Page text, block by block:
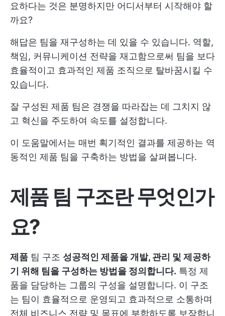
요하다는 것은 분명하지만 어디서부터 시작해야 할
까요?
해답은 팀을 재구성하는 데 있을 수 있습니다. 역할,
책임, 커뮤니케이션 전략을 재고함으로써 팀을 보다
효율적이고 효과적인 제품 조직으로 탈바꿈시킬 수
있습니다.
잘 구성된 제품 팀은 경쟁을 따라잡는 데 그치지 않
고 혁신을 주도하여 속도를 설정합니다.
이 도움말에서는 매번 획기적인 결과를 제공하는 역
동적인 제품 팀을 구축하는 방법을 살펴봅니다.
제품 팀 구조란 무엇인가
요?
제품 팀 구조 성공적인 제품을 개발, 관리 및 제공하
기 위해 팀을 구성하는 방법을 정의합니다. 특정 제
품을 담당하는 그룹의 구성을 설명합니다. 이 구조
는 팀이 효율적으로 운영되고 효과적으로 소통하며
전체 비즈니스 전략 및 목표에 부합하도록 보장합니